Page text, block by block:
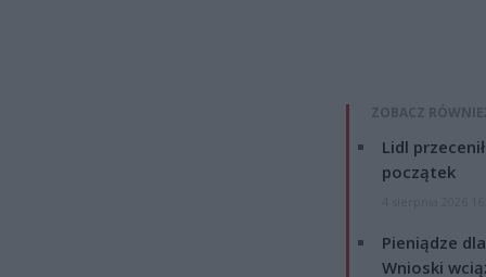
ZOBACZ
Lidl
początek
Pieniądze
Wnioski